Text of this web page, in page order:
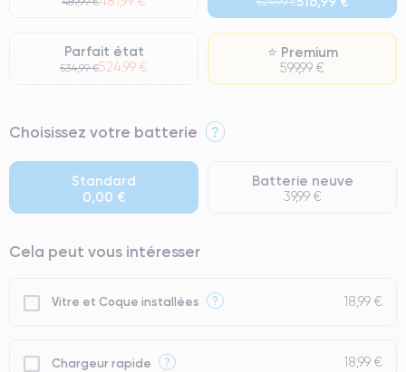
Parfait état
534,99 €524,99 €
⭐ Premium
599,99 €
⭐ Premium
● Batterie : usage intensif.
● Seuls 5% de nos téléphones ont un grade Premium.
Choisissez votre batterie ?
Standard
0,00 €
Batterie neuve
39,99 €
Cela peut vous intéresser
Vitre et Coque installées ? 18,99 €
Chargeur rapide ? 18,99 €